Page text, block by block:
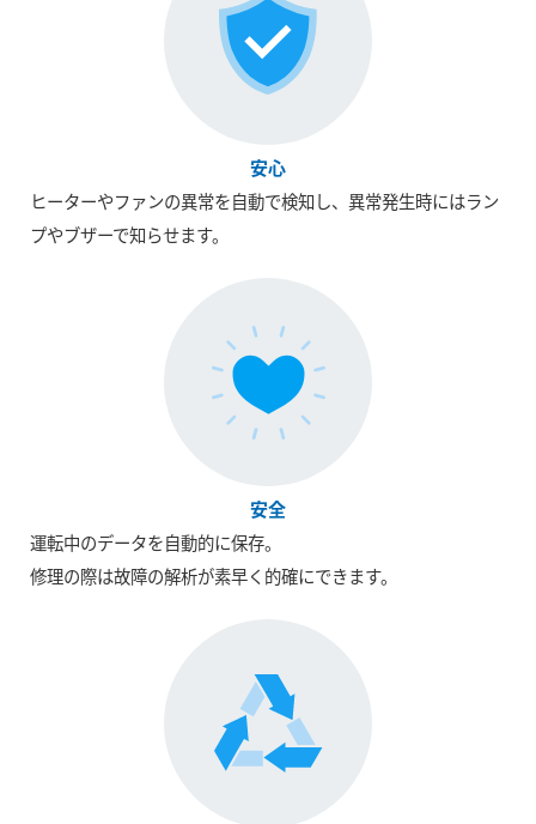
安心
ヒーターやファンの異常を自動で検知し、異常発生時にはラン
プやブザーで知らせます。
安全
運転中のデータを自動的に保存。
修理の際は故障の解析が素早く的確にできます。